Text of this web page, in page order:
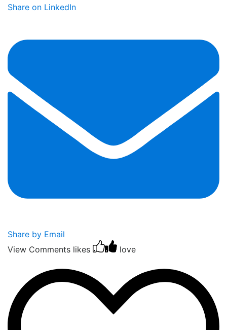
Share on LinkedIn
Share by Email
View Comments likes love